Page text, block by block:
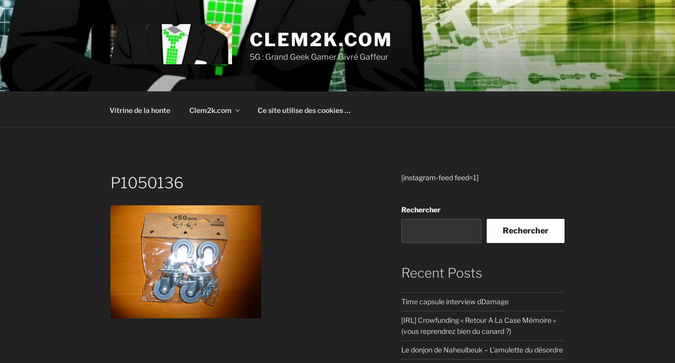
Aller
au
contenu
principal
CLEM2K.COM
5G : Grand Geek Gamer Givré Gaffeur
Vitrine de la honte Clem2k.com Ce site utilise des cookies …
P1050136 [instagram-feed feed=1]
Rechercher
Rechercher
Recent Posts
Time capsule interview dDamage
[IRL] Crowfunding « Retour A La Case Mémoire »
(vous reprendrez bien du canard ?)
Le donjon de Naheulbeuk – L’amulette du désordre